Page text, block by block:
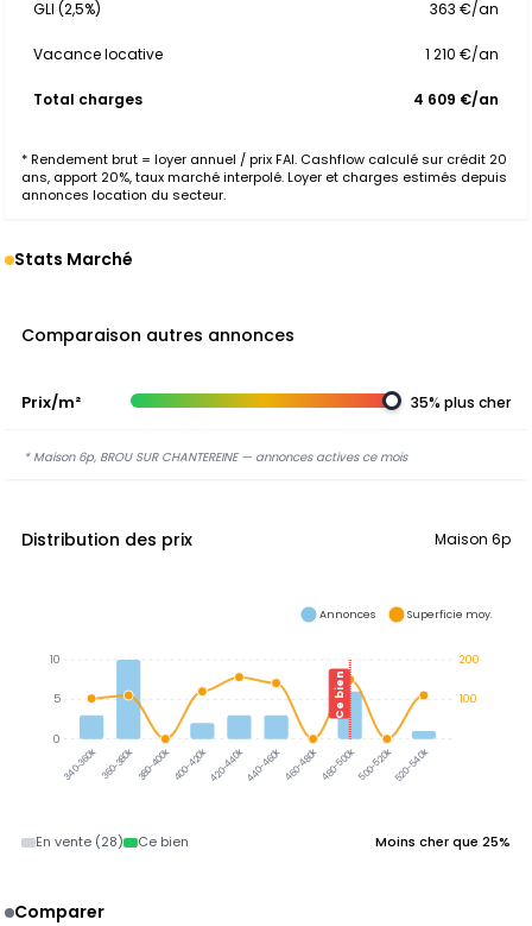
GLI (2,5%) 363 €/an
Vacance locative 1 210 €/an
Total charges 4 609 €/an
* Rendement brut = loyer annuel / prix FAI. Cashflow calculé sur crédit 20
ans, apport 20%, taux marché interpolé. Loyer et charges estimés depuis
annonces location du secteur.
Stats Marché
Comparaison autres annonces
Prix/m² 35% plus cher
* Maison 6p, BROU SUR CHANTEREINE — annonces actives ce mois
Distribution des prix Maison 6p
340-360k360-380k380-400k400-420k420-440k440-460k460-480k480-500k500-520k520-540k
Ce bien
200
100
10
5
0
Annonces Superficie moy.
En vente (28) Ce bien Moins cher que 25%
Comparer